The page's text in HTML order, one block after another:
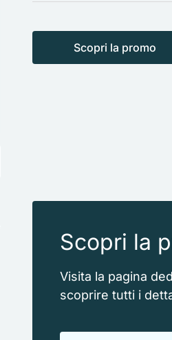
Scopri la promo
Scopri la
Visita la pagina
scoprire tutti i